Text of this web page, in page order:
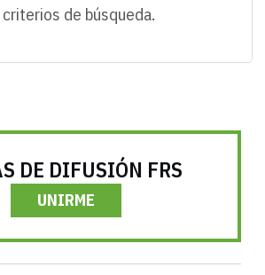
de búsqueda.
DE DIFUSIÓN FRS
UNIRME